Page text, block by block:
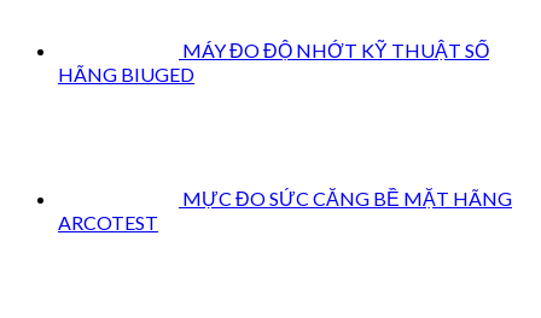
MÁY ĐO ĐỘ NHỚT KỸ THUẬT SỐ
HÃNG BIUGED
MỰC ĐO SỨC CĂNG BỀ MẶT HÃNG
ARCOTEST